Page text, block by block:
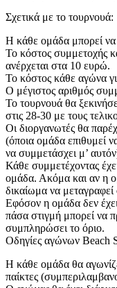
Σχετικά με το τουρνουά:
Η κάθε ομάδα μπορεί να
Το κόστος συμμετοχής
ανέρχεται στα 10 ευρώ.
Το κόστος κάθε αγώνα
Ο μέγιστος αριθμός
Το τουρνουά θα
στις 28-30 με τους
Οι διοργανωτές θα
(όποια ομάδα επιθυμεί
να συμμετάσχει μ’
Κάθε συμμετέχοντας
ομάδα. Ακόμα και αν η
δικαίωμα να
Εφόσον η ομάδα δεν
πάσα στιγμή μπορεί να
συμπληρώσει το όριο.
Οδηγίες αγώνων Beach
Η κάθε ομάδα θα
παίκτες